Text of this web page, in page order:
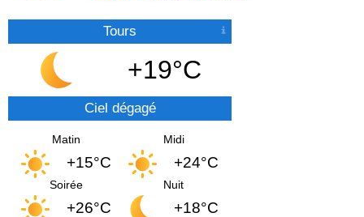
Tours
+19°C
Ciel dégagé
Matin
+15°C
Midi
+24°C
Soirée
+26°C
Nuit
+18°C